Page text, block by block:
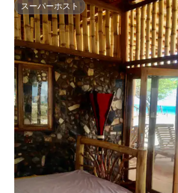
スーパーホスト
スーパーホスト